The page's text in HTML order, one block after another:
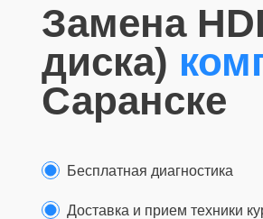
Замена
диска)
Саранске
Бесплатная диагностика
Доставка и прием техники